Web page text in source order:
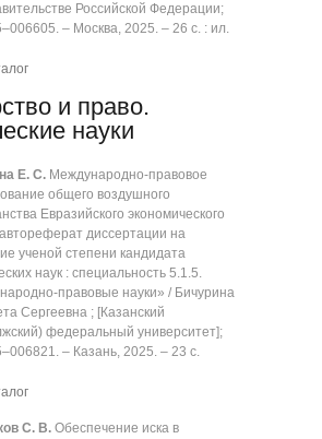
Российской Федерации;
‒ Москва, 2025. ‒ 26 с. : ил.
и право.
науки
Е. С. Международно-правовое
общего воздушного
Евразийского экономического
диссертации на
ученой степени кандидата
наук : специальность 5.1.5.
правовые науки» / Бичурина
Сергеевна ; [Казанский
федеральный университет];
‒ Казань, 2025. ‒ 23 с.
С. В. Обеспечение иска в